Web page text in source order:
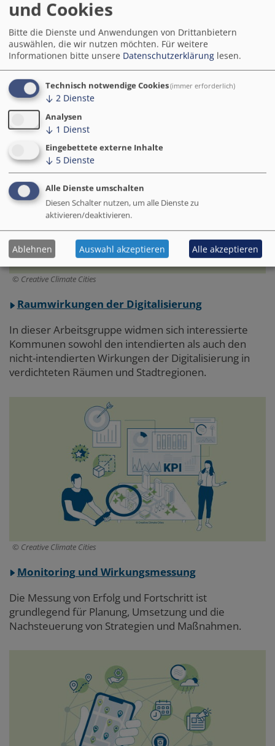
City und die smarte Region beschäftigt aktuell viele
Smart-City-Kommunen - heißen diese Orte nun
Regio-Hubs, Stadtlabore, Innovationsräume, Maker-
Spaces oder Dorfbüros.
Abschnitt
3
Creative Climate Cities
Raumwirkungen der Digitalisierung
In dieser Arbeitsgruppe widmen sich interessierte
Kommunen sowohl den intendierten als auch den
nicht-intendierten Wirkungen der Digitalisierung in
verdichteten Räumen und Stadtregionen.
Creative Climate Cities
Monitoring und Wirkungsmessung
Die Messung von Erfolg und Fortschritt ist
grundlegend für Planung, Umsetzung und die
Nachsteuerung von Strategien und Maßnahmen.
und Cookies
Bitte die Dienste und Anwendungen von Drittanbietern
auswählen, die wir nutzen möchten. Für weitere
Informationen bitte unsere Datenschutzerklärung lesen.
Technisch notwendige Cookies(immer erforderlich)
↓ 2 Dienste
Analysen
↓ 1 Dienst
Eingebettete externe Inhalte
↓ 5 Dienste
Alle Dienste umschalten
Diesen Schalter nutzen, um alle Dienste zu
aktivieren/deaktivieren.
Ablehnen Auswahl akzeptieren Alle akzeptieren